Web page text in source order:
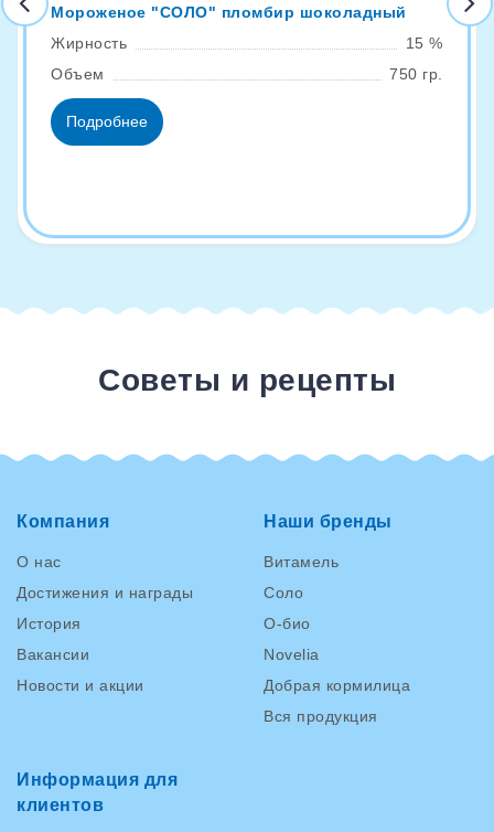
Мороженое "СОЛО" пломбир шоколадный
Жирность
15 %
Объем
750 гр.
Подробнее
Советы и рецепты
Компания
О нас
Достижения и награды
История
Вакансии
Новости и акции
Наши бренды
Витамель
Соло
О-био
Novelia
Добрая кормилица
Вся продукция
Информация для
клиентов